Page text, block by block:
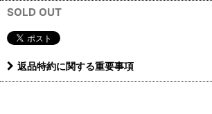
SOLD OUT
返品特約に関する重要事項